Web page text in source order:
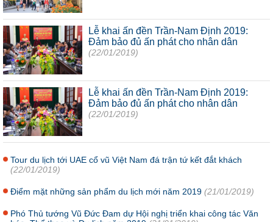
Lễ khai ấn đền Trần-Nam Định 2019:
Đảm bảo đủ ấn phát cho nhân dân
(22/01/2019)
Lễ khai ấn đền Trần-Nam Định 2019:
Đảm bảo đủ ấn phát cho nhân dân
(22/01/2019)
Tour du lịch tới UAE cổ vũ Việt Nam đá trận tứ kết đắt khách
(22/01/2019)
Điểm mặt những sản phẩm du lịch mới năm 2019 (21/01/2019)
Phó Thủ tướng Vũ Đức Đam dự Hội nghị triển khai công tác Văn